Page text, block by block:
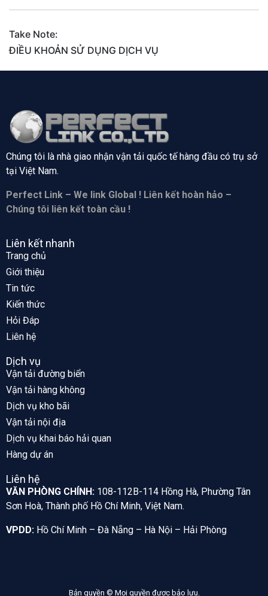
Take Note:
ĐIỀU KHOẢN SỬ DỤNG DỊCH VỤ
Chúng tôi là nhà giao nhận vận tải quốc tế hàng đầu có trụ sở
tại Việt Nam.
Perfect Link – We link Global ! Liên kết hoàn hảo –
Chúng tôi liên kết toàn cầu !
Liên kết nhanh
Trang chủ
Giới thiệu
Tin tức
Kiến thức
Hỏi Đáp
Liên hệ
Dịch vụ
Vận tải đường biển
Vận tải hàng không
Dịch vụ kho bãi
Vận tải nội địa
Dịch vụ khai báo hải quan
Hàng dự án
Liên hệ
VĂN PHÒNG CHÍNH: 108-112B-114 Hồng Hà, Phường Tân
Sơn Hoà, Thành phố Hồ Chí Minh, Việt Nam.
VPDD: Hồ Chí Minh – Đà Nẵng – Hà Nội – Hải Phòng
Bản quyền © Mọi quyền được bảo lưu.